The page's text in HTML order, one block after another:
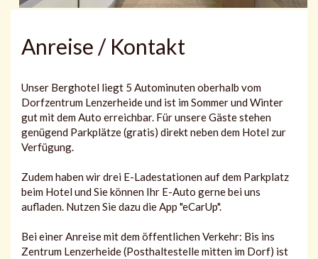
Anreise / Kontakt
Unser Berghotel liegt 5 Autominuten oberhalb vom
Dorfzentrum Lenzerheide und ist im Sommer und Winter
gut mit dem Auto erreichbar. Für unsere Gäste stehen
genügend Parkplätze (gratis) direkt neben dem Hotel zur
Verfügung.
Zudem haben wir drei E-Ladestationen auf dem Parkplatz
beim Hotel und Sie können Ihr E-Auto gerne bei uns
aufladen. Nutzen Sie dazu die App "eCarUp".
Bei einer Anreise mit dem öffentlichen Verkehr: Bis ins
Zentrum Lenzerheide (Posthaltestelle mitten im Dorf) ist